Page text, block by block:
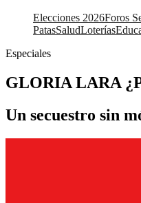
Elecciones 2026Foros
PatasSaludLoterías
Especiales
GLORIA LARA
Un secuestro sin